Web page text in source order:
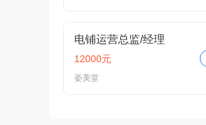
电铺运营总监/经理
12000元
姿美堂